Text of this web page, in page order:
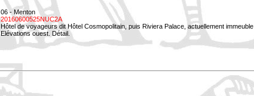
06 - Menton
20160600525NUC2A
Hôtel de voyageurs dit Hôtel Cosmopolitain, puis Riviera Palace, actuellement immeuble
Elévations ouest. Détail.